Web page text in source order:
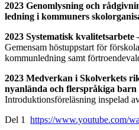
2023 Genomlysning och
ledning i kommuners
2023 Systematisk
Gemensam höstuppstart för
kommunledning samt
2023 Medverkan i Skolverkets
nyanlända och flerspråkiga barn
Introduktionsföreläsning inspelad
Del 1 https://www.youtube.com/